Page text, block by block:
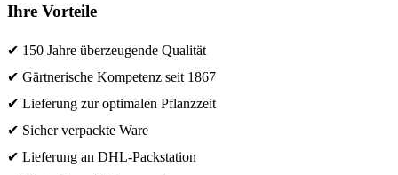
Ihre Vorteile
✔ 150 Jahre überzeugende Qualität
✔ Gärtnerische Kompetenz seit 1867
✔ Lieferung zur optimalen Pflanzzeit
✔ Sicher verpackte Ware
✔ Lieferung an DHL-Packstation